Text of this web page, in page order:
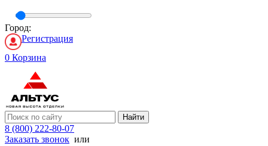
Город:
Регистрация
0 Корзина
Найти
8 (800) 222-80-07
Заказать звонок или